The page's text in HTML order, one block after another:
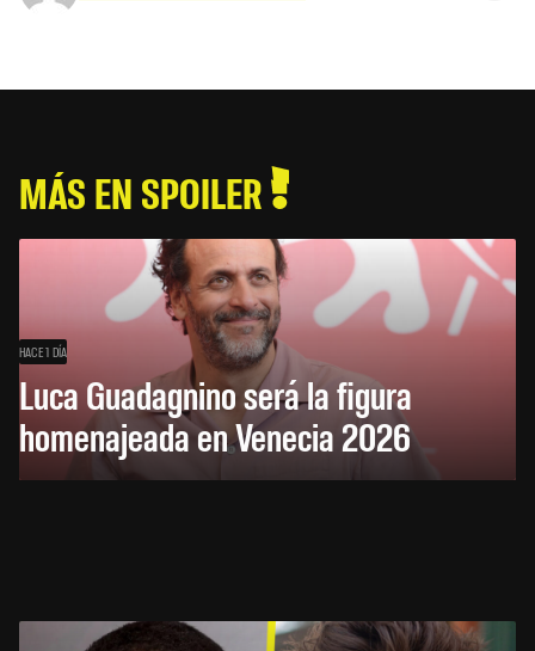
MÁS EN SPOILER
HACE 1 DÍA
Luca Guadagnino será la figura
homenajeada en Venecia 2026